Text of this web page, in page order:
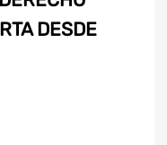
DESDE